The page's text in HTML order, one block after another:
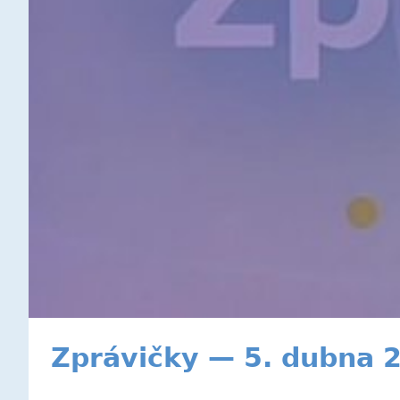
Zprávičky — 5. dubna